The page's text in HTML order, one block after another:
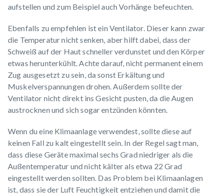
aufstellen und zum Beispiel auch Vorhänge befeuchten.
Ebenfalls zu empfehlen ist ein Ventilator. Dieser kann zwar
die Temperatur nicht senken, aber hilft dabei, dass der
Schweiß auf der Haut schneller verdunstet und den Körper
etwas herunterkühlt. Achte darauf, nicht permanent einem
Zug ausgesetzt zu sein, da sonst Erkältung und
Muskelverspannungen drohen. Außerdem sollte der
Ventilator nicht direkt ins Gesicht pusten, da die Augen
austrocknen und sich sogar entzünden könnten.
Wenn du eine Klimaanlage verwendest, sollte diese auf
keinen Fall zu kalt eingestellt sein. In der Regel sagt man,
dass diese Geräte maximal sechs Grad niedriger als die
Außentemperatur und nicht kälter als etwa 22 Grad
eingestellt werden sollten. Das Problem bei Klimaanlagen
ist, dass sie der Luft Feuchtigkeit entziehen und damit die